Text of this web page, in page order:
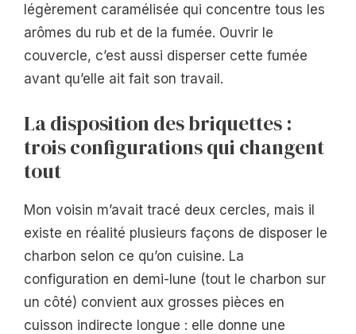
légèrement caramélisée qui concentre tous les
arômes du rub et de la fumée. Ouvrir le
couvercle, c’est aussi disperser cette fumée
avant qu’elle ait fait son travail.
La disposition des briquettes :
trois configurations qui changent
tout
Mon voisin m’avait tracé deux cercles, mais il
existe en réalité plusieurs façons de disposer le
charbon selon ce qu’on cuisine. La
configuration en demi-lune (tout le charbon sur
un côté) convient aux grosses pièces en
cuisson indirecte longue : elle donne une